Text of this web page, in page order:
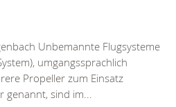
Unbemannte Flugsysteme
umgangssprachlich
Propeller zum Einsatz
sind im...